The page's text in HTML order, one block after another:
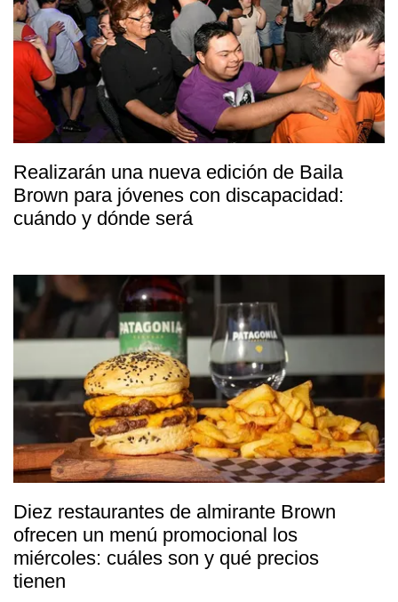
Realizarán una nueva edición de Baila
Brown para jóvenes con discapacidad:
cuándo y dónde será
Diez restaurantes de almirante Brown
ofrecen un menú promocional los
miércoles: cuáles son y qué precios
tienen